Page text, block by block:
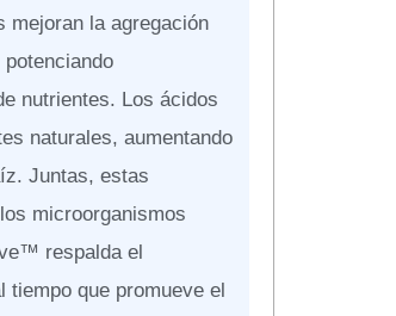
mejoran la agregación
nutrientes. Los ácidos
naturales, aumentando
Juntas, estas
microorganismos
respalda el
que promueve el